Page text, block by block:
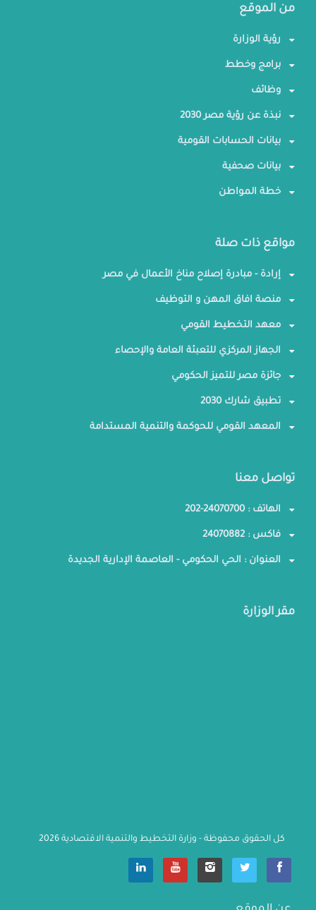
من الموقع
رؤية الوزارة
برامج وخطط
وظائف
نبذة عن رؤية مصر 2030
بيانات الحسابات القومية
بيانات صحفية
خطة المواطن
مواقع ذات صلة
إرادة - مبادرة إصلاح مناخ الأعمال في مصر
منصة افاق المهن و التوظيف
معهد التخطيط القومي
الجهاز المركزي للتعبئة العامة والإحصاء
جائزة مصر للتميز الحكومي
تطبيق شارك 2030
المعهد القومي للحوكمة والتنمية المستدامة
تواصل معنا
الهاتف : 24070700-202
فاكس : 24070882
العنوان : الحي الحكومي - العاصمة الإدارية الجديدة
مقر الوزارة
كل الحقوق محفوظة - وزارة التخطيط والتنمية الاقتصادية 2026